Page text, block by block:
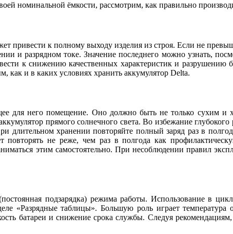
номинальной ёмкости, рассмотрим, как правильно
привести к полному выходу изделия из строя. Если не
и разрядном токе. Значение последнего можно узнать,
к снижению качественных характеристик и разрушению
как и в каких условиях хранить аккумулятор Delta.
для него помещение. Оно должно быть не только сухим
прямого солнечного света. Во избежание
длительном хранении повторяйте полный заряд раз в
повторять не реже, чем раз в полгода как
этим самостоятельно. При несоблюдении правил
подзарядка) режима работы. Использование в
«Разрядные таблицы». Большую роль играет
батареи и снижение срока службы. Следуя